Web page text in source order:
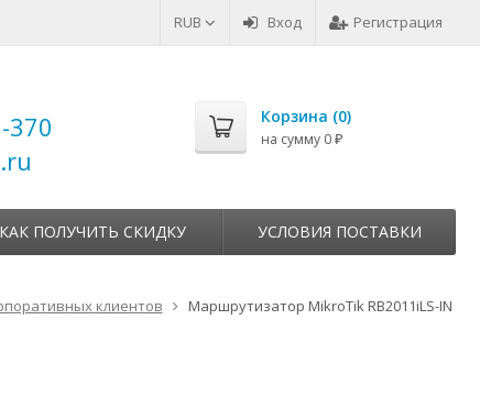
RUB Вход Регистрация
370
Корзина (0)
на сумму 0 ₽
КАК ПОЛУЧИТЬ СКИДКУ УСЛОВИЯ ПОСТАВКИ
клиентов Маршрутизатор MikroTik RB2011iLS-IN